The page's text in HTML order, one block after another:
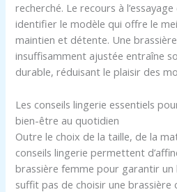
recherché. Le recours à
identifier le modèle qui offre le
maintien et détente. Une
insuffisamment ajustée entraîne
durable, réduisant le plaisir des
Les conseils lingerie essentiels
bien-être au quotidien
Outre le choix de la taille, de la
conseils lingerie permettent
brassière femme pour garantir un
suffit pas de choisir une